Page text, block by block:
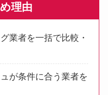
理由
業者を一括で比較・
が条件に合う業者を